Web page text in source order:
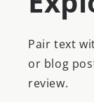
Pair text
or blog
review.